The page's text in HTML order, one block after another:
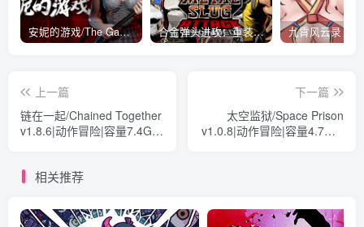
安妮的游戏/The Game of Annie v0.99981|射击动作|容量14.6GB|免安装绿色中文版 合金弹头进攻：重装上阵/METAL SLUG ATTACK RELOADED Build.16214511|策略模拟|容量2.7GB|免安装绿色中文版
上一篇
链在一起/Chained Together
v1.8.6|动作冒险|容量7.4GB|
下一篇
太空监狱/Space Prison
v1.0.8|动作冒险|容量4.7GB|
相关推荐